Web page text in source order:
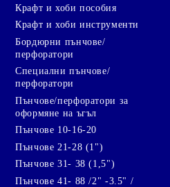
Крафт и хоби пособия
Крафт и хоби инструменти
Бордюрни пънчове/
перфоратори
Специални пънчове/
перфоратори
Пънчове/перфоратори за
оформяне на ъгъл
Пънчове 10-16-20
Пънчове 21-28 (1")
Пънчове 31- 38 (1,5")
Пънчове 41- 88 /2" -3.5" /